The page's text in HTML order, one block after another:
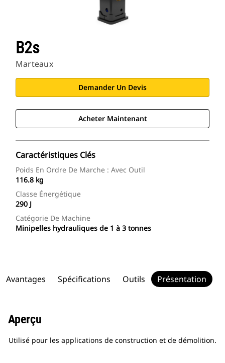
B2s
Marteaux
Demander Un Devis
Acheter Maintenant
Caractéristiques Clés
Poids En Ordre De Marche : Avec Outil
116.8 kg
Classe Énergétique
290 J
Catégorie De Machine
Minipelles hydrauliques de 1 à 3 tonnes
Avantages Spécifications Outils Présentation
Aperçu
Utilisé pour les applications de construction et de démolition.